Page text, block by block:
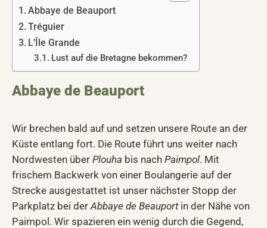
Abbaye de Beauport
Tréguier
L’Île Grande
Lust auf die Bretagne bekommen?
Abbaye de Beauport
Wir brechen bald auf und setzen unsere Route an der
Küste entlang fort. Die Route führt uns weiter nach
Nordwesten über Plouha bis nach Paimpol. Mit
frischem Backwerk von einer Boulangerie auf der
Strecke ausgestattet ist unser nächster Stopp der
Parkplatz bei der Abbaye de Beauportin der Nähe von
Paimpol. Wir spazieren ein wenig durch die Gegend,